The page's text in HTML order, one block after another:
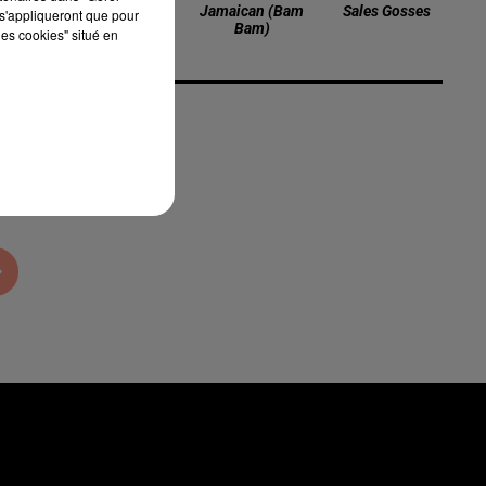
Passe Par Chez
Moi
Jamaican (bam
Bam)
Sales Gosses
que pour
cookies" situé en